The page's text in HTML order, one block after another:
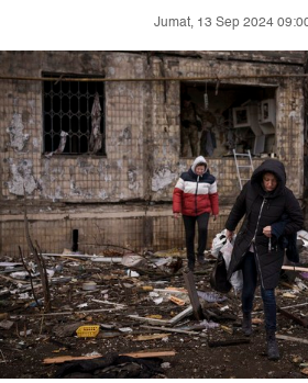
Jumat, 13 Sep 2024